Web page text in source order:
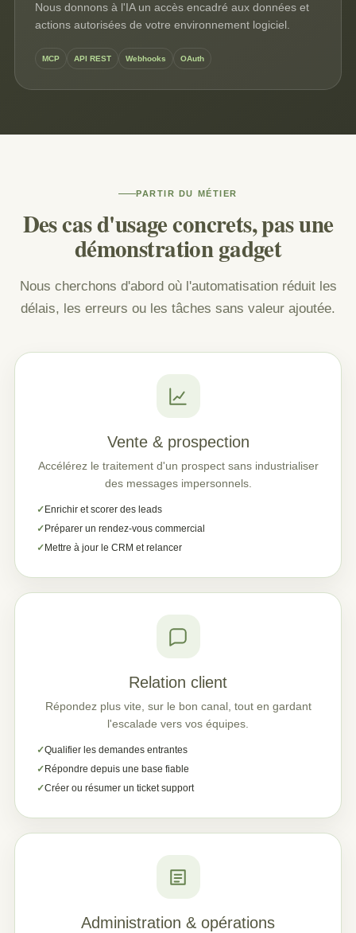
Nous donnons à l'IA un accès encadré aux données et
actions autorisées de votre environnement logiciel.
MCP API REST Webhooks OAuth
PARTIR DU MÉTIER
Des cas d'usage concrets, pas une
démonstration gadget
Nous cherchons d'abord où l'automatisation réduit les
délais, les erreurs ou les tâches sans valeur ajoutée.
Vente & prospection
Accélérez le traitement d'un prospect sans industrialiser
des messages impersonnels.
Enrichir et scorer des leads
Préparer un rendez-vous commercial
Mettre à jour le CRM et relancer
Relation client
Répondez plus vite, sur le bon canal, tout en gardant
l'escalade vers vos équipes.
Qualifier les demandes entrantes
Répondre depuis une base fiable
Créer ou résumer un ticket support
Administration & opérations